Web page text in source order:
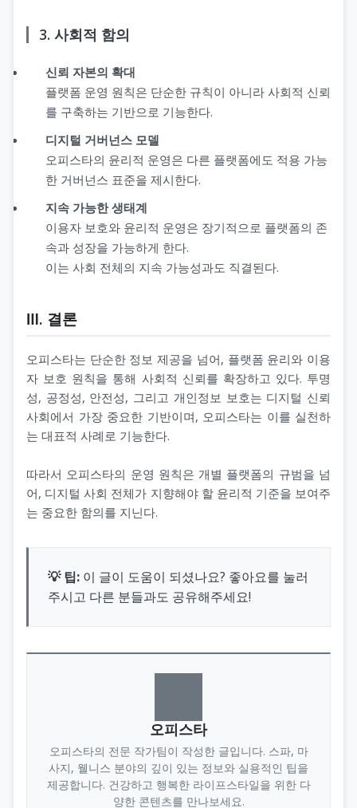
3. 사회적 함의
신뢰 자본의 확대
플랫폼 운영 원칙은 단순한 규칙이 아니라 사회적 신뢰
를 구축하는 기반으로 기능한다.
디지털 거버넌스 모델
오피스타의 윤리적 운영은 다른 플랫폼에도 적용 가능
한 거버넌스 표준을 제시한다.
지속 가능한 생태계
이용자 보호와 윤리적 운영은 장기적으로 플랫폼의 존
속과 성장을 가능하게 한다.
이는 사회 전체의 지속 가능성과도 직결된다.
Ⅲ. 결론
오피스타는 단순한 정보 제공을 넘어, 플랫폼 윤리와 이용
자 보호 원칙을 통해 사회적 신뢰를 확장하고 있다. 투명
성, 공정성, 안전성, 그리고 개인정보 보호는 디지털 신뢰
사회에서 가장 중요한 기반이며, 오피스타는 이를 실천하
는 대표적 사례로 기능한다.
따라서 오피스타의 운영 원칙은 개별 플랫폼의 규범을 넘
어, 디지털 사회 전체가 지향해야 할 윤리적 기준을 보여주
는 중요한 함의를 지닌다.
💡 팁: 이 글이 도움이 되셨나요? 좋아요를 눌러
주시고 다른 분들과도 공유해주세요!
오피스타
오피스타의 전문 작가팀이 작성한 글입니다. 스파, 마
사지, 웰니스 분야의 깊이 있는 정보와 실용적인 팁을
제공합니다. 건강하고 행복한 라이프스타일을 위한 다
양한 콘텐츠를 만나보세요.